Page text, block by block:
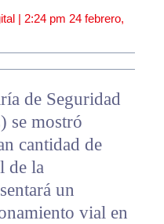
| 2:24 pm 24 febrero,
de Seguridad
se mostró
cantidad de
de la
un
vial en